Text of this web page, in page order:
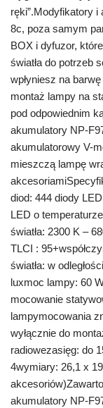
ręki”.Modyfikatory i
8c, poza samym
BOX i dyfuzor,
światła do potrzeb
wpłyniesz na
montaż lampy na
pod odpowiednim
akumulatory NP-
akumulatorowy V-
mieszczą lampę
diod: 444 diody
LED o
światła: 2300 K –
TLCI :
światła: w
luxmoc lampy: 60
mocowanie
lampymocowania
wyłącznie do
radiowezasięg: do
4wymiary: 26,1 x
akumulatory NP-